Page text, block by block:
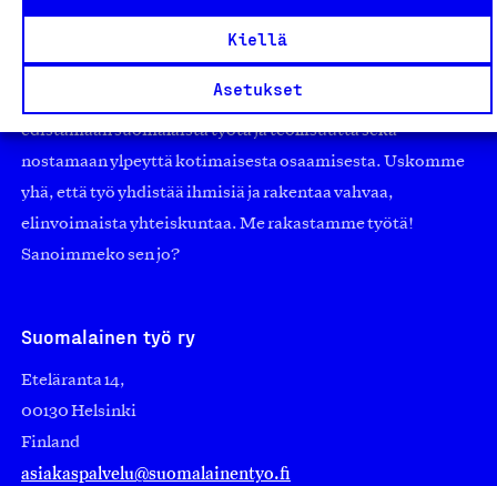
Kiellä
Asetukset
Jäseninämme on koko suomalaisen yhteiskunnan kirjo
pienistä pajoista ja yhteisöistä kansainvälisiin
suuryrityksiin. Meidät on perustettu yli 100 vuotta sitten
edistämään suomalaista työtä ja teollisuutta sekä
nostamaan ylpeyttä kotimaisesta osaamisesta. Uskomme
yhä, että työ yhdistää ihmisiä ja rakentaa vahvaa,
elinvoimaista yhteiskuntaa. Me rakastamme työtä!
Sanoimmeko sen jo?
Suomalainen työ ry
Eteläranta 14,
00130 Helsinki
Finland
asiakaspalvelu@suomalainentyo.fi